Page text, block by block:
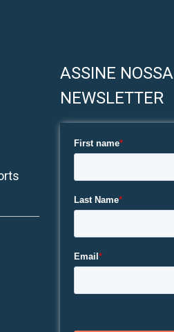
ASSINE NOSSA
NEWSLETTER